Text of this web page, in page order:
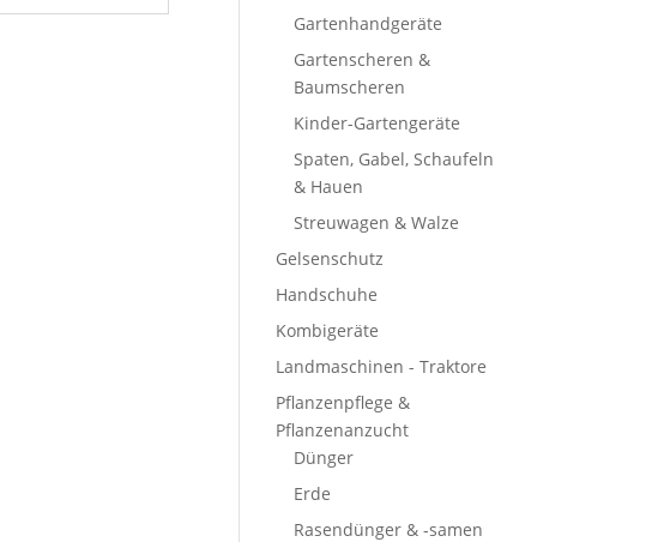
Gartenhandgeräte
Gartenscheren &
Baumscheren
Kinder-Gartengeräte
Spaten, Gabel, Schaufeln
& Hauen
Streuwagen & Walze
Gelsenschutz
Handschuhe
Kombigeräte
Landmaschinen - Traktore
Pflanzenpflege &
Pflanzenanzucht
Dünger
Erde
Rasendünger & -samen